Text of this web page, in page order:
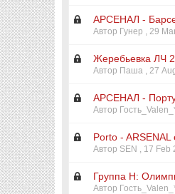
АРСЕНАЛ -
Автор Гунер ,29
Жеребьевка ЛЧ
Автор Паша ,27
АРСЕНАЛ -
Автор
Porto -
Автор SEN , 17 Feb
Группа Н:
Автор